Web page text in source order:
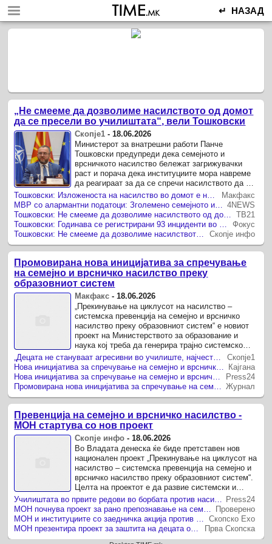
↵ НАЗАД
„Не смееме да дозволиме насилството од домот
да се пресели во училиштата“, вели Тошковски
Скопје1 - 18.06.2026
Министерот за внатрешни работи Панче
Тошковски предупреди дека семејното и
врсничкото насилство бележат загрижувачки
раст и порача дека институциите мора навреме
да реагираат за да се спречи насилството да се
пренесува од домот во училиштата.
Макфакс
4NEWS
ТВ21
Фокус
Скопје инфо
Промовирана нова иницијатива за спречување
на семејно и врсничко насилство преку
образовниот систем
Макфакс - 18.06.2026
„Прекинување на циклусот на насилство –
системска превенција на семејно и врсничко
насилство преку образовниот систем“ е новиот
проект на Министерството за образование и
наука кој треба да генерира трајно системско
решение за превенција на семејно насилство врз
деца преку ...
Скопје1
Кајгана
Press24
Журнал
Превенција на семејно и врсничко насилство -
МОН стартува со нов проект
Скопје инфо -18.06.2026
Во Владата денеска ќе биде претставен нов
национален проект „Прекинување на циклусот на
насилство – системска превенција на семејно и
врсничко насилство преку образовниот систем“.
Целта на проектот е да развие системски и
одржлив механизам за рано препознавање,
превенција и ...
Училиштата во првите редови во борбата против насилството – Поддршка и заштита за децата преку нов национален проект Press24
МОН почнува проект за рано препознавање на семејно насилство врз деца
Проверено
МОН и институциите со заедничка акција против семејното насилство
Скопско Ехо
МОН презентира проект за заштита на децата од семејно насилство
Прва Скопска